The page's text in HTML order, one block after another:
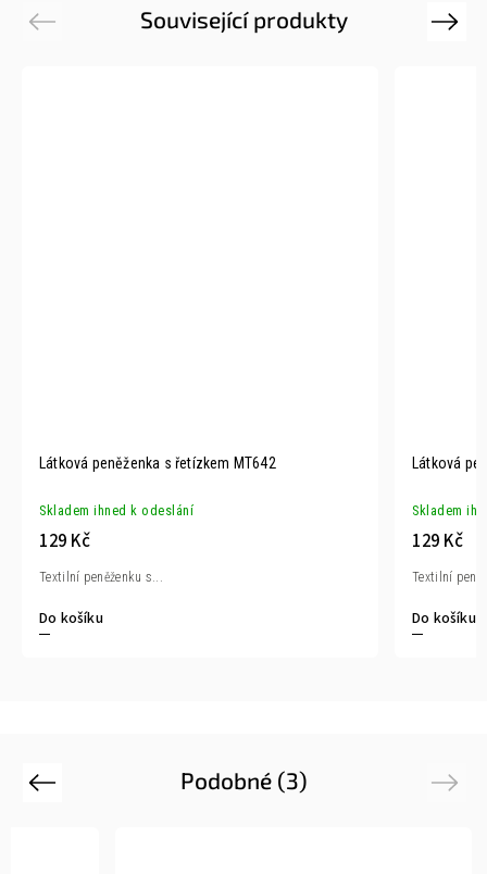
Související produkty
Previous
Látková peněženka s řetízkem MT642
Skladem ihned k odeslání
129 Kč
Do košíku
Textilní peněženku s...
Látková
Skladem
129 Kč
Do košíku
Textilní
Next
Podobné (3)
Previous Next